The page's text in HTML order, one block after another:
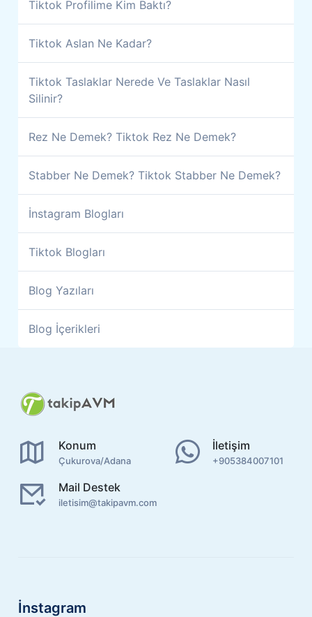
Tiktok Profilime Kim Baktı?
Tiktok Aslan Ne Kadar?
Tiktok Taslaklar Nerede Ve Taslaklar Nasıl
Silinir?
Rez Ne Demek? Tiktok Rez Ne Demek?
Stabber Ne Demek? Tiktok Stabber Ne Demek?
İnstagram Blogları
Tiktok Blogları
Blog Yazıları
Blog İçerikleri
Konum
Çukurova/Adana
İletişim
+905384007101
Mail Destek
iletisim@takipavm.com
İnstagram